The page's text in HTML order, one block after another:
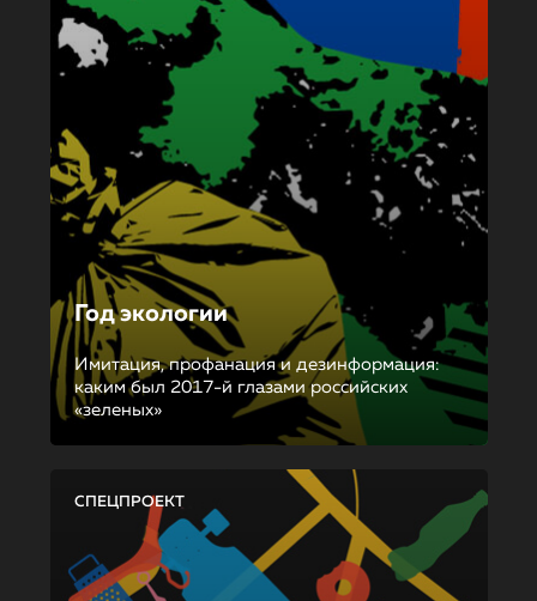
Год экологии
Имитация, профанация и дезинформация:
каким был 2017-й глазами российских
«зеленых»
СПЕЦПРОЕКТ